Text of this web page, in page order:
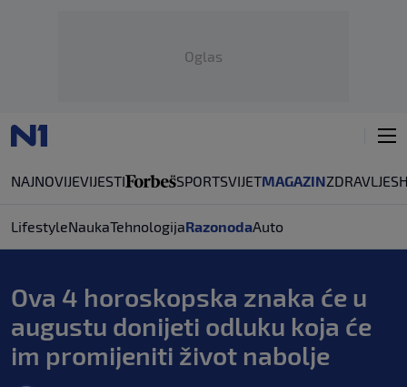
Oglas
NAJNOVIJEVIJESTI SPORTSVIJETMAGAZINZDRAVLJE
LifestyleNaukaTehnologijaRazonodaAuto
Ova 4 horoskopska znaka će u
augustu donijeti odluku koja će
im promijeniti život nabolje